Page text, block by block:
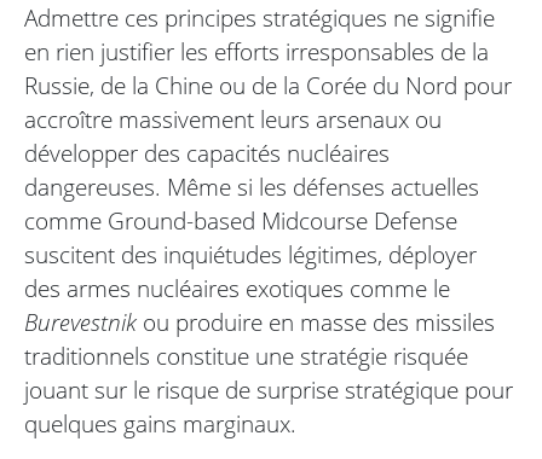
Admettre ces principes stratégiques ne signifie
en rien justifier les efforts irresponsables de la
Russie, de la Chine ou de la Corée du Nord pour
accroître massivement leurs arsenaux ou
développer des capacités nucléaires
dangereuses. Même si les défenses actuelles
comme Ground-based Midcourse Defense
suscitent des inquiétudes légitimes, déployer
des armes nucléaires exotiques comme le
Burevestnik ou produire en masse des missiles
traditionnels constitue une stratégie risquée
jouant sur le risque de surprise stratégique pour
quelques gains marginaux.